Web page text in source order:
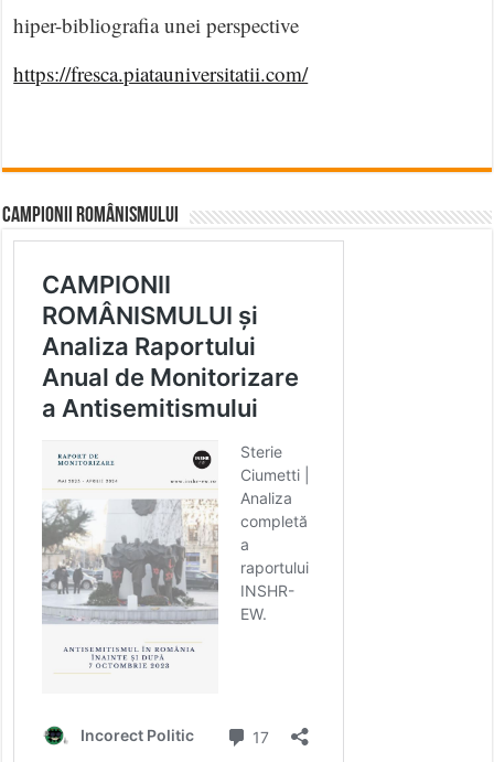
hiper-bibliografia unei perspective
https://fresca.piatauniversitatii.com/
CAMPIONII ROMÂNISMULUI